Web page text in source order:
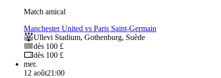
Match amical
Manchester United vs Paris Saint-Germain
Ullevi Stadium, Gothenburg, Suède
dès 100 £
dès 100 £
mer.
12 août21:00